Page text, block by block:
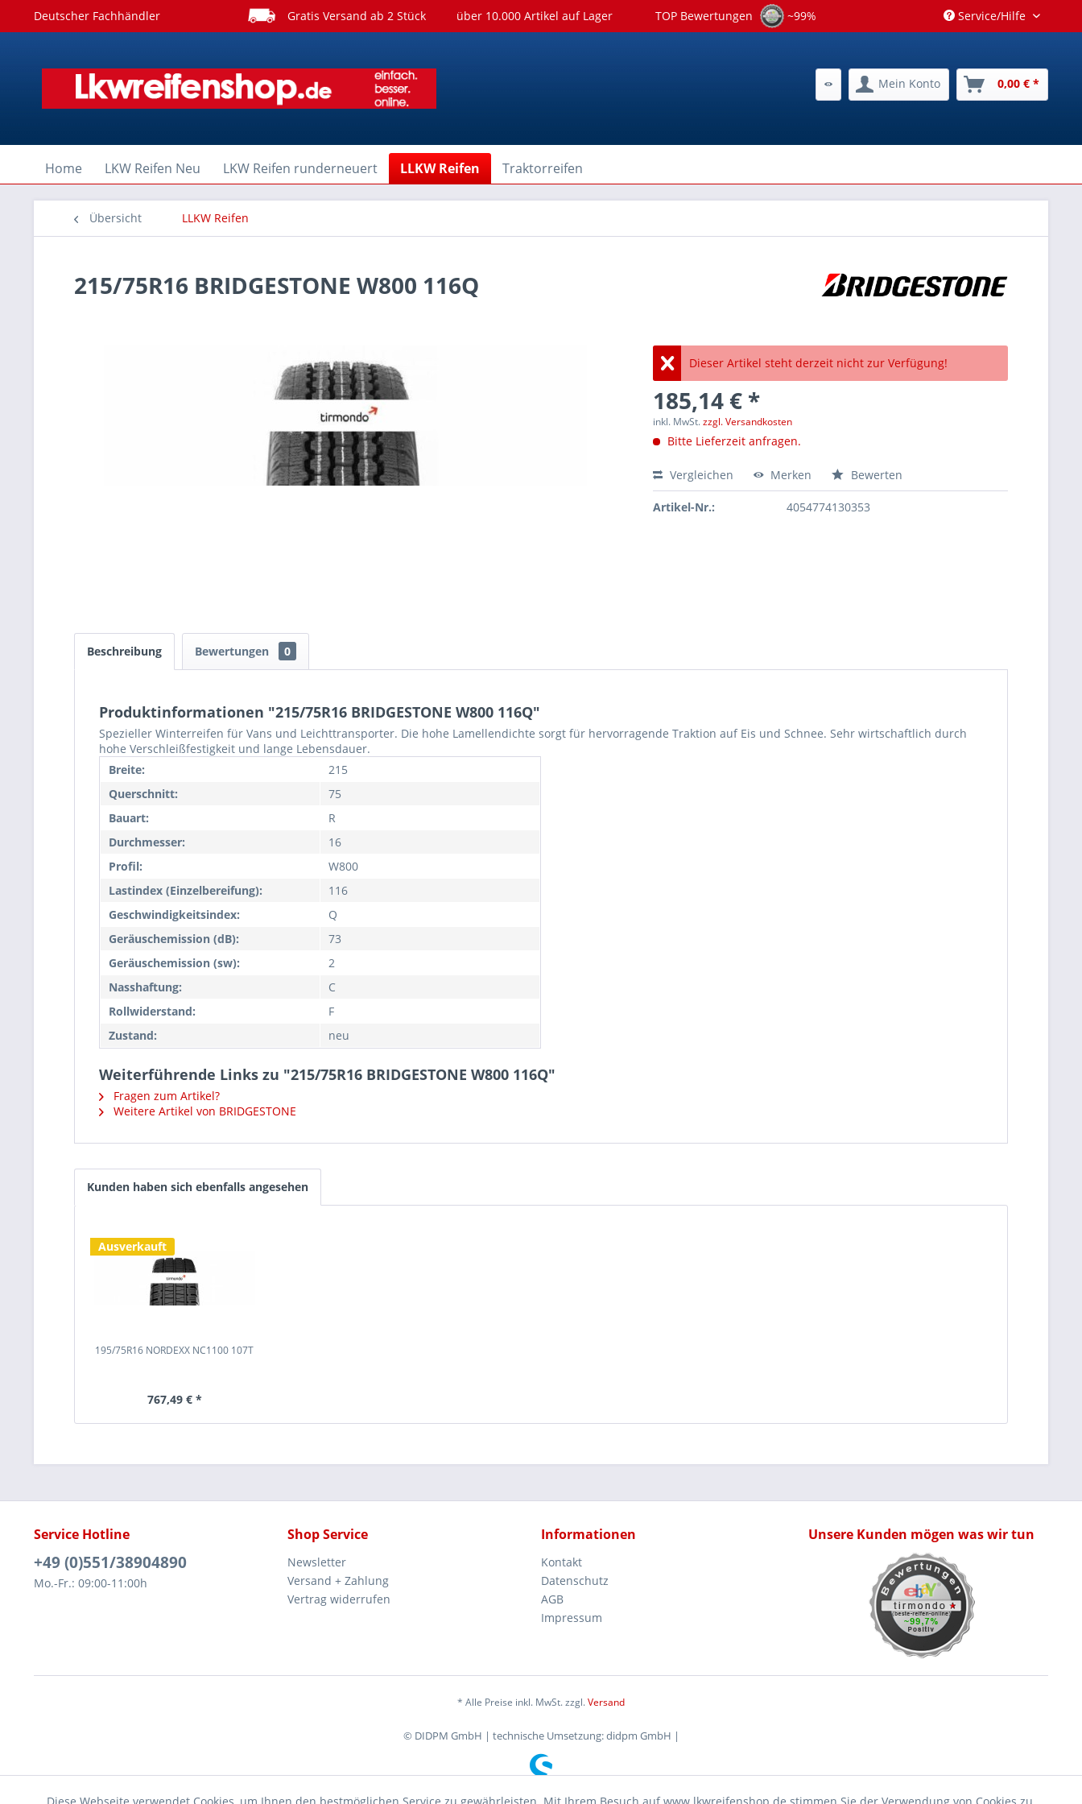
Deutscher Fachhändler Gratis Versand ab 2 Stück über 10.000 Artikel auf Lager TOP Bewertungen ~99% Service/Hilfe
Mein Konto 0,00 € *
Home LKW Reifen Neu LKW Reifen runderneuert LLKW Reifen Traktorreifen
Übersicht LLKW Reifen
215/75R16 BRIDGESTONE W800 116Q
Dieser Artikel steht derzeit nicht zur Verfügung!
185,14 € *
inkl. MwSt.zzgl. Versandkosten
Bitte Lieferzeit anfragen.
Vergleichen Merken Bewerten
Artikel-Nr.: 4054774130353
Beschreibung Bewertungen 0
Produktinformationen "215/75R16 BRIDGESTONE W800 116Q"
Spezieller Winterreifen für Vans und Leichttransporter. Die hohe Lamellendichte sorgt für hervorragende Traktion auf Eis und Schnee. Sehr wirtschaftlich durch
hohe Verschleißfestigkeit und lange Lebensdauer.
Breite:
215
Querschnitt:
75
Bauart:
R
Durchmesser:
16
Profil:
W800
Lastindex (Einzelbereifung):
116
Geschwindigkeitsindex:
Q
Geräuschemission (dB):
73
Geräuschemission (sw):
2
Nasshaftung:
C
Rollwiderstand:
F
Zustand:
neu
Weiterführende Links zu "215/75R16 BRIDGESTONE W800 116Q"
Fragen zum Artikel?
Weitere Artikel von BRIDGESTONE
Kunden haben sich ebenfalls angesehen
Ausverkauft
195/75R16 NORDEXX NC1100 107T
767,49 € *
Service Hotline
+49 (0)551/38904890
Mo.-Fr.: 09:00-11:00h
Shop Service
Newsletter
Versand + Zahlung
Vertrag widerrufen
Informationen
Kontakt
Datenschutz
AGB
Impressum
Unsere Kunden mögen was wir tun
* Alle Preise inkl. MwSt. zzgl.Versand
© DIDPM GmbH | technische Umsetzung: didpm GmbH |